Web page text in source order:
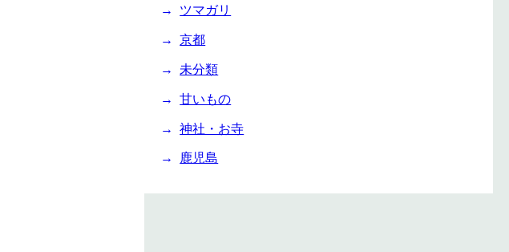
ツマガリ
京都
未分類
甘いもの
神社・お寺
鹿児島